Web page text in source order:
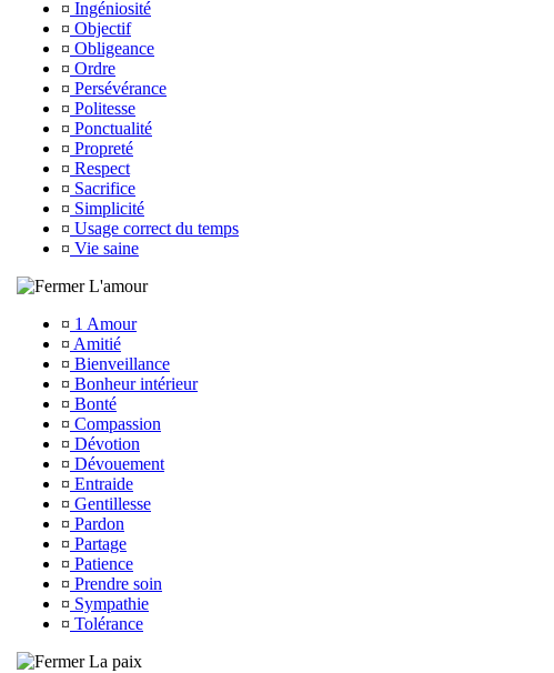
¤ Ingéniosité
¤ Objectif
¤ Obligeance
¤ Ordre
¤ Persévérance
¤ Politesse
¤ Ponctualité
¤ Propreté
¤ Respect
¤ Sacrifice
¤ Simplicité
¤ Usage correct du temps
¤ Vie saine
L'amour
¤ 1 Amour
¤ Amitié
¤ Bienveillance
¤ Bonheur intérieur
¤ Bonté
¤ Compassion
¤ Dévotion
¤ Dévouement
¤ Entraide
¤ Gentillesse
¤ Pardon
¤ Partage
¤ Patience
¤ Prendre soin
¤ Sympathie
¤ Tolérance
La paix